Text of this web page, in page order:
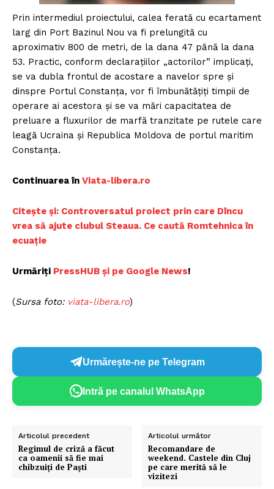
Prin intermediul proiectului, calea ferată cu ecartament
larg din Port Bazinul Nou va fi prelungită cu
aproximativ 800 de metri, de la dana 47 până la dana
53. Practic, conform declarațiilor „actorilor” implicați,
se va dubla frontul de acostare a navelor spre și
dinspre Portul Constanța, vor fi îmbunătățiți timpii de
operare ai acestora și se va mări capacitatea de
preluare a fluxurilor de marfă tranzitate pe rutele care
leagă Ucraina și Republica Moldova de portul maritim
Constanța.
Continuarea în Viata-libera.ro
Citește și: Controversatul proiect prin care Dîncu
vrea să ajute clubul Steaua. Ce caută Romtehnica în
ecuație
Urmăriți PressHUB și pe Google News!
(Sursa foto: viata-libera.ro)
Urmărește-ne pe Telegram
Intră pe canalul WhatsApp
Articolul precedent
Regimul de criză a făcut
ca oamenii să fie mai
chibzuiţi de Paşti
Articolul următor
Recomandare de
weekend. Castele din Cluj
pe care merită să le
vizitezi